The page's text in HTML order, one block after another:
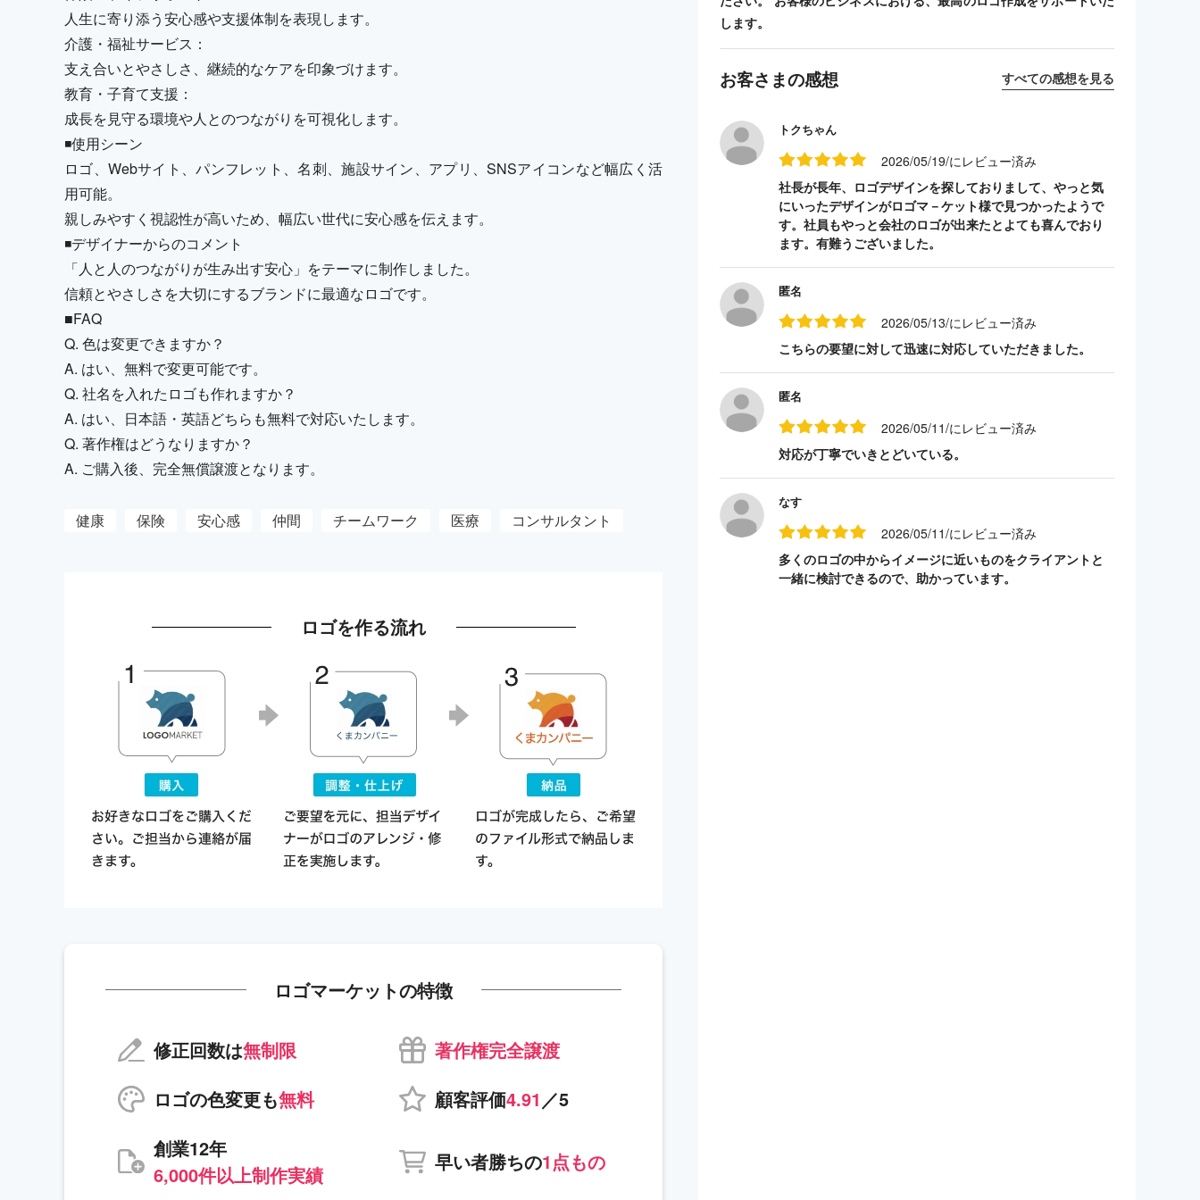
人生に寄り添う安心感や支援体制を表現します。
介護・福祉サービス：
支え合いとやさしさ、継続的なケアを印象づけます。
教育・子育て支援：
成長を見守る環境や人とのつながりを可視化します。
◾️使用シーン
ロゴ、Webサイト、パンフレット、名刺、施設サイン、アプリ、SNSアイコンなど幅広く活
用可能。
親しみやすく視認性が高いため、幅広い世代に安心感を伝えます。
◾️デザイナーからのコメント
「人と人のつながりが生み出す安心」をテーマに制作しました。
信頼とやさしさを大切にするブランドに最適なロゴです。
■FAQ
Q. 色は変更できますか？
A. はい、無料で変更可能です。
Q. 社名を入れたロゴも作れますか？
A. はい、日本語・英語どちらも無料で対応いたします。
Q. 著作権はどうなりますか？
A. ご購入後、完全無償譲渡となります。
健康 保険 安心感 仲間 チームワーク 医療 コンサルタント
ロゴを作る流れ
ロゴマーケットの特徴
修正回数は無制限
著作権完全譲渡
ロゴの色変更も無料 顧客評価4.91 ／5
創業12年
6,000件以上制作実績
早い者勝ちの1点もの
します。
お客さまの感想 すべての感想を見る
トクちゃん
2026/05/19/にレビュー済み
社長が長年、ロゴデザインを探しておりまして、やっと気
にいったデザインがロゴマ－ケット様で見つかったようで
す。社員もやっと会社のロゴが出来たとよても喜んでおり
ます。有難うございました。
匿名
2026/05/13/にレビュー済み
こちらの要望に対して迅速に対応していただきました。
匿名
2026/05/11/にレビュー済み
対応が丁寧でいきとどいている。
なす
2026/05/11/にレビュー済み
多くのロゴの中からイメージに近いものをクライアントと
一緒に検討できるので、助かっています。